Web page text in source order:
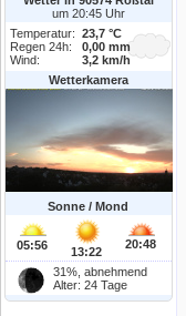
um 20:45 Uhr
Temperatur:
23,7 °C
Regen 24h:
0,00 mm
Wind:
3,2 km/h
Wetterkamera
Sonne / Mond
05:56 13:22
20:48
31%, abnehmend
Alter: 24 Tage